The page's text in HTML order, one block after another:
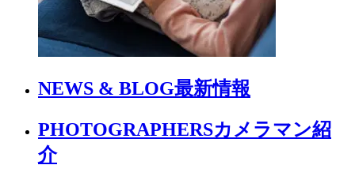
NEWS & BLOG最新情報
PHOTOGRAPHERSカメラマン紹
介